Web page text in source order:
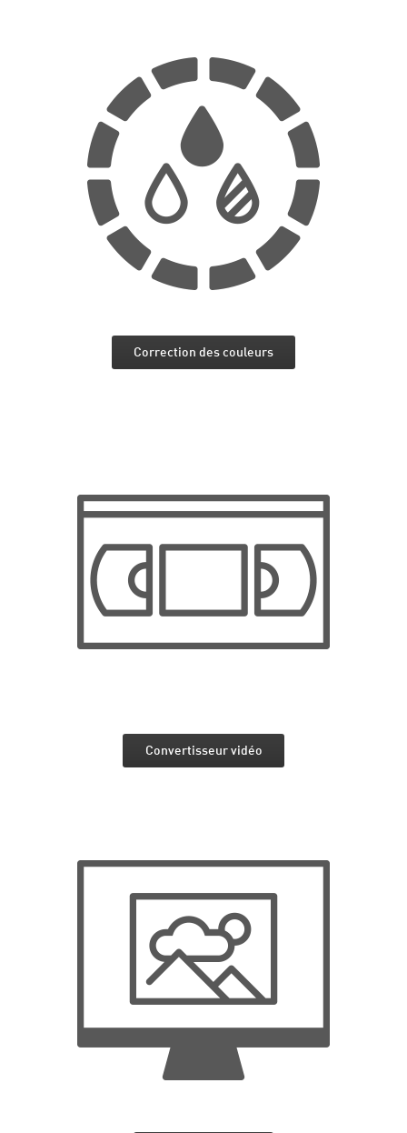
Correction des couleurs
Convertisseur vidéo